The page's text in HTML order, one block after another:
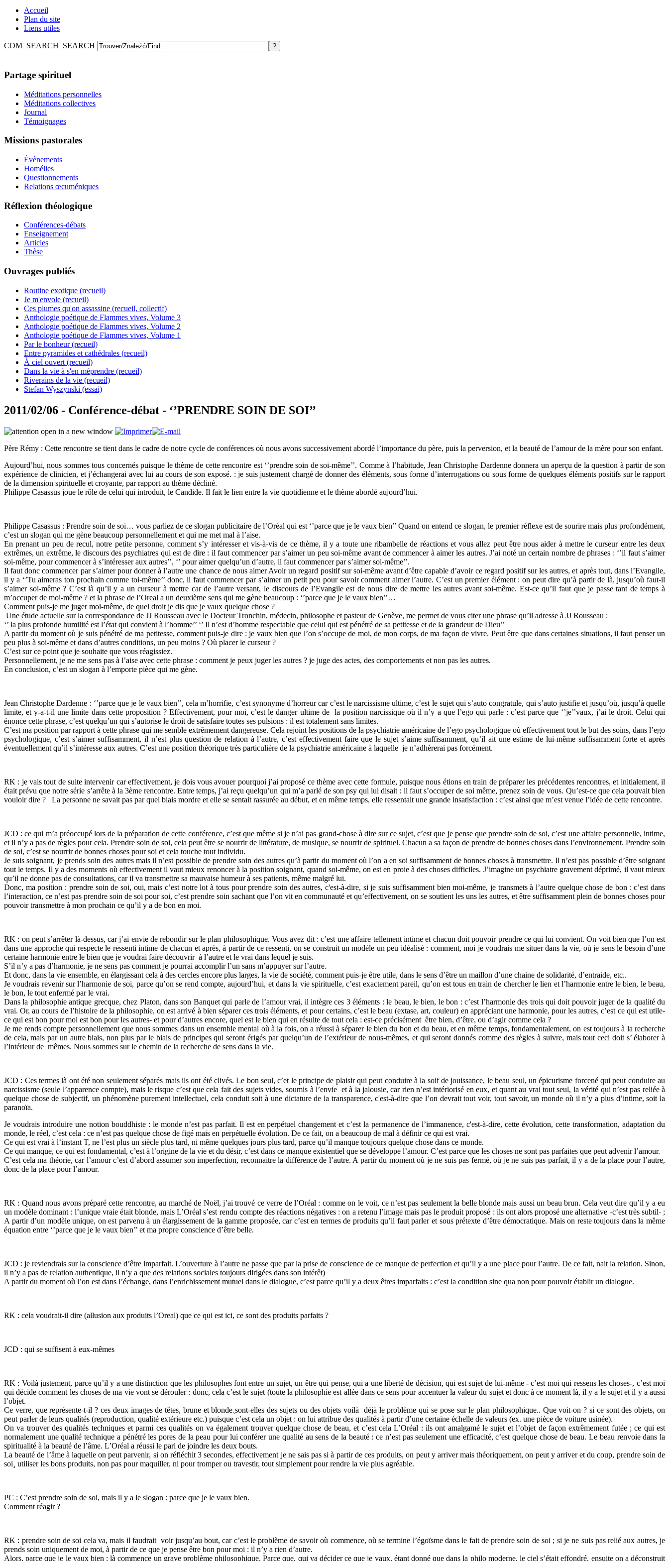
Accueil
Plan du site
Liens utiles
COM_SEARCH_SEARCH
Partage spirituel
Méditations personnelles
Méditations collectives
Journal
Témoignages
Missions pastorales
Évènements
Homélies
Questionnements
Relations œcuméniques
Réflexion théologique
Conférences-débats
Enseignement
Articles
Thèse
Ouvrages publiés
Routine exotique (recueil)
Je m'envole (recueil)
Ces plumes qu'on assassine (recueil, collectif)
Anthologie poétique de Flammes vives, Volume 3
Anthologie poétique de Flammes vives, Volume 2
Anthologie poétique de Flammes vives, Volume 1
Par le bonheur (recueil)
Entre pyramides et cathédrales (recueil)
À ciel ouvert (recueil)
Dans la vie à s'en méprendre (recueil)
Riverains de la vie (recueil)
Stefan Wyszynski (essai)
2011/02/06 - Conférence-débat - ‘’PRENDRE SOIN DE SOI’’
Père Rémy : Cette rencontre se tient dans le cadre de notre cycle de conférences où nous avons successivement abordé l’importance du père, puis la perversion, et la beauté de l’amour de la mère pour son enfant.
Aujourd’hui, nous sommes tous concernés puisque le thème de cette rencontre est ‘’prendre soin de soi-même’’. Comme à l’habitude, Jean Christophe Dardenne donnera un aperçu de la question à partir de son
expérience de clinicien, et j’échangerai avec lui au cours de son exposé. : je suis justement chargé de donner des éléments, sous forme d’interrogations ou sous forme de quelques éléments positifs sur le rapport
de la dimension spirituelle et croyante, par rapport au thème décliné.
Philippe Casassus joue le rôle de celui qui introduit, le Candide. Il fait le lien entre la vie quotidienne et le thème abordé aujourd’hui.
Philippe Casassus : Prendre soin de soi… vous parliez de ce slogan publicitaire de l’Oréal qui est ‘’parce que je le vaux bien’’ Quand on entend ce slogan, le premier réflexe est de sourire mais plus profondément,
c’est un slogan qui me gène beaucoup personnellement et qui me met mal à l’aise.
En prenant un peu de recul, notre petite personne, comment s’y intéresser et vis-à-vis de ce thème, il y a toute une ribambelle de réactions et vous allez peut être nous aider à mettre le curseur entre les deux
extrêmes, un extrême, le discours des psychiatres qui est de dire : il faut commencer par s’aimer un peu soi-même avant de commencer à aimer les autres. J’ai noté un certain nombre de phrases : ‘’il faut s’aimer
soi-même, pour commencer à s’intéresser aux autres’’, ‘’ pour aimer quelqu’un d’autre, il faut commencer par s’aimer soi-même’’.
Il faut donc commencer par s’aimer pour donner à l’autre une chance de nous aimer Avoir un regard positif sur soi-même avant d’être capable d’avoir ce regard positif sur les autres, et après tout, dans l’Evangile,
il y a ‘’Tu aimeras ton prochain comme toi-même’’ donc, il faut commencer par s’aimer un petit peu pour savoir comment aimer l’autre. C’est un premier élément : on peut dire qu’à partir de là, jusqu’où faut-il
s’aimer soi-même ? C’est là qu’il y a un curseur à mettre car de l’autre versant, le discours de l’Evangile est de nous dire de mettre les autres avant soi-même. Est-ce qu’il faut que je passe tant de temps à
m’occuper de moi-même ? et la phrase de l’Oreal a un deuxième sens qui me gène beaucoup : ‘’parce que je le vaux bien’’…
Comment puis-je me juger moi-même, de quel droit je dis que je vaux quelque chose ?
Une étude actuelle sur la correspondance de JJ Rousseau avec le Docteur Tronchin, médecin, philosophe et pasteur de Genève, me permet de vous citer une phrase qu’il adresse à JJ Rousseau :
‘’ la plus profonde humilité est l’état qui convient à l’homme’’ ‘’ Il n’est d’homme respectable que celui qui est pénétré de sa petitesse et de la grandeur de Dieu’’
A partir du moment où je suis pénétré de ma petitesse, comment puis-je dire : je vaux bien que l’on s’occupe de moi, de mon corps, de ma façon de vivre. Peut être que dans certaines situations, il faut penser un
peu plus à soi-même et dans d’autres conditions, un peu moins ? Où placer le curseur ?
C’est sur ce point que je souhaite que vous réagissiez.
Personnellement, je ne me sens pas à l’aise avec cette phrase : comment je peux juger les autres ? je juge des actes, des comportements et non pas les autres.
En conclusion, c’est un slogan à l’emporte pièce qui me gène.
Jean Christophe Dardenne : ‘’parce que je le vaux bien’’, cela m’horrifie, c’est synonyme d’horreur car c’est le narcissisme ultime, c’est le sujet qui s’auto congratule, qui s’auto justifie et jusqu’où, jusqu’à quelle
limite, et y-a-t-il une limite dans cette proposition ? Effectivement, pour moi, c’est le danger ultime de la position narcissique où il n’y a que l’ego qui parle : c’est parce que ‘’je’’vaux, j’ai le droit. Celui qui
énonce cette phrase, c’est quelqu’un qui s’autorise le droit de satisfaire toutes ses pulsions : il est totalement sans limites.
C’est ma position par rapport à cette phrase qui me semble extrêmement dangereuse. Cela rejoint les positions de la psychiatrie américaine de l’ego psychologique où effectivement tout le but des soins, dans l’ego
psychologique, c’est s’aimer suffisamment, il n’est plus question de relation à l’autre, c’est effectivement faire que le sujet s’aime suffisamment, qu’il ait une estime de lui-même suffisamment forte et après
éventuellement qu’il s’intéresse aux autres. C’est une position théorique très particulière de la psychiatrie américaine à laquelle je n’adhèrerai pas forcément.
RK : je vais tout de suite intervenir car effectivement, je dois vous avouer pourquoi j’ai proposé ce thème avec cette formule, puisque nous étions en train de préparer les précédentes rencontres, et initialement, il
était prévu que notre série s’arrête à la 3ème rencontre. Entre temps, j’ai reçu quelqu’un qui m’a parlé de son psy qui lui disait : il faut s’occuper de soi même, prenez soin de vous. Qu’est-ce que cela pouvait bien
vouloir dire ? La personne ne savait pas par quel biais mordre et elle se sentait rassurée au début, et en même temps, elle ressentait une grande insatisfaction : c’est ainsi que m’est venue l’idée de cette rencontre.
JCD : ce qui m’a préoccupé lors de la préparation de cette conférence, c’est que même si je n’ai pas grand-chose à dire sur ce sujet, c’est que je pense que prendre soin de soi, c’est une affaire personnelle, intime,
et il n’y a pas de règles pour cela. Prendre soin de soi, cela peut être se nourrir de littérature, de musique, se nourrir de spirituel. Chacun a sa façon de prendre de bonnes choses dans l’environnement. Prendre soin
de soi, c’est se nourrir de bonnes choses pour soi et cela touche tout individu.
Je suis soignant, je prends soin des autres mais il n’est possible de prendre soin des autres qu’à partir du moment où l’on a en soi suffisamment de bonnes choses à transmettre. Il n’est pas possible d’être soignant
tout le temps. Il y a des moments où effectivement il vaut mieux renoncer à la position soignant, quand soi-même, on est en proie à des choses difficiles. J’imagine un psychiatre gravement déprimé, il vaut mieux
qu’il ne donne pas de consultations, car il va transmettre sa mauvaise humeur à ses patients, même malgré lui.
Donc, ma position : prendre soin de soi, oui, mais c’est notre lot à tous pour prendre soin des autres, c'est-à-dire, si je suis suffisamment bien moi-même, je transmets à l’autre quelque chose de bon : c’est dans
l’interaction, ce n’est pas prendre soin de soi pour soi, c’est prendre soin sachant que l’on vit en communauté et qu’effectivement, on se soutient les uns les autres, et être suffisamment plein de bonnes choses pour
pouvoir transmettre à mon prochain ce qu’il y a de bon en moi.
RK : on peut s’arrêter là-dessus, car j’ai envie de rebondir sur le plan philosophique. Vous avez dit : c’est une affaire tellement intime et chacun doit pouvoir prendre ce qui lui convient. On voit bien que l’on est
dans une approche qui respecte le ressenti intime de chacun et après, à partir de ce ressenti, on se construit un modèle un peu idéalisé : comment, moi je voudrais me situer dans la vie, où je sens le besoin d’une
certaine harmonie entre le bien que je voudrai faire découvrir à l’autre et le vrai dans lequel je suis.
S’il n’y a pas d’harmonie, je ne sens pas comment je pourrai accomplir l’un sans m’appuyer sur l’autre.
Et donc, dans la vie ensemble, en élargissant cela à des cercles encore plus larges, la vie de société, comment puis-je être utile, dans le sens d’être un maillon d’une chaine de solidarité, d’entraide, etc..
Je voudrais revenir sur l’harmonie de soi, parce qu’on se rend compte, aujourd’hui, et dans la vie spirituelle, c’est exactement pareil, qu’on est tous en train de chercher le lien et l’harmonie entre le bien, le beau,
le bon, le tout enfermé par le vrai.
Dans la philosophie antique grecque, chez Platon, dans son Banquet qui parle de l’amour vrai, il intègre ces 3 éléments : le beau, le bien, le bon : c’est l’harmonie des trois qui doit pouvoir juger de la qualité du
vrai. Or, au cours de l’histoire de la philosophie, on est arrivé à bien séparer ces trois éléments, et pour certains, c’est le beau (extase, art, couleur) en appréciant une harmonie, pour les autres, c’est ce qui est utile-
ce qui est bon pour moi est bon pour les autres- et pour d’autres encore, quel est le bien qui en résulte de tout cela : est-ce précisément être bien, d’être, ou d’agir comme cela ?
Je me rends compte personnellement que nous sommes dans un ensemble mental où à la fois, on a réussi à séparer le bien du bon et du beau, et en même temps, fondamentalement, on est toujours à la recherche
de cela, mais par un autre biais, non plus par le biais de principes qui seront érigés par quelqu’un de l’extérieur de nous-mêmes, et qui seront donnés comme des règles à suivre, mais tout ceci doit s’ élaborer à
l’intérieur de mêmes. Nous sommes sur le chemin de la recherche de sens dans la vie.
JCD : Ces termes là ont été non seulement séparés mais ils ont été clivés. Le bon seul, c’et le principe de plaisir qui peut conduire à la soif de jouissance, le beau seul, un épicurisme forcené qui peut conduire au
narcissisme (seule l’apparence compte), mais le risque c’est que cela fait des sujets vides, soumis à l’envie et à la jalousie, car rien n’est intériorisé en eux, et quant au vrai tout seul, la vérité qui n’est pas reliée à
quelque chose de subjectif, un phénomène purement intellectuel, cela conduit soit à une dictature de la transparence, c'est-à-dire que l’on devrait tout voir, tout savoir, un monde où il n’y a plus d’intime, soit la
paranoïa.
Je voudrais introduire une notion bouddhiste : le monde n’est pas parfait. Il est en perpétuel changement et c’est la permanence de l’immanence, c'est-à-dire, cette évolution, cette transformation, adaptation du
monde, le réel, c’est cela : ce n’est pas quelque chose de figé mais en perpétuelle évolution. De ce fait, on a beaucoup de mal à définir ce qui est vrai.
Ce qui est vrai à l’instant T, ne l’est plus un siècle plus tard, ni même quelques jours plus tard, parce qu’il manque toujours quelque chose dans ce monde.
Ce qui manque, ce qui est fondamental, c’est à l’origine de la vie et du désir, c’est dans ce manque existentiel que se développe l’amour. C’est parce que les choses ne sont pas parfaites que peut advenir l’amour.
C’est cela ma théorie, car l’amour c’est d’abord assumer son imperfection, reconnaitre la différence de l’autre. A partir du moment où je ne suis pas fermé, où je ne suis pas parfait, il y a de la place pour l’autre,
donc de la place pour l’amour.
RK : Quand nous avons préparé cette rencontre, au marché de Noël, j’ai trouvé ce verre de l’Oréal : comme on le voit, ce n’est pas seulement la belle blonde mais aussi un beau brun. Cela veut dire qu’il y a eu
un modèle dominant : l’unique vraie était blonde, mais L’Oréal s’est rendu compte des réactions négatives : on a retenu l’image mais pas le produit proposé : ils ont alors proposé une alternative -c’est très subtil- ;
A partir d’un modèle unique, on est parvenu à un élargissement de la gamme proposée, car c’est en termes de produits qu’il faut parler et sous prétexte d’être démocratique. Mais on reste toujours dans la même
équation entre ‘’parce que je le vaux bien’’ et ma propre conscience d’être belle.
JCD : je reviendrais sur la conscience d’être imparfait. L’ouverture à l’autre ne passe que par la prise de conscience de ce manque de perfection et qu’il y a une place pour l’autre. De ce fait, nait la relation. Sinon,
il n’y a pas de relation authentique, il n’y a que des relations sociales toujours dirigées dans son intérêt)
A partir du moment où l’on est dans l’échange, dans l’enrichissement mutuel dans le dialogue, c’est parce qu’il y a deux êtres imparfaits : c’est la condition sine qua non pour pouvoir établir un dialogue.
RK : cela voudrait-il dire (allusion aux produits l’Oreal) que ce qui est ici, ce sont des produits parfaits ?
JCD : qui se suffisent à eux-mêmes
RK : Voilà justement, parce qu’il y a une distinction que les philosophes font entre un sujet, un être qui pense, qui a une liberté de décision, qui est sujet de lui-même - c’est moi qui ressens les choses-, c’est moi
qui décide comment les choses de ma vie vont se dérouler : donc, cela c’est le sujet (toute la philosophie est allée dans ce sens pour accentuer la valeur du sujet et donc à ce moment là, il y a le sujet et il y a aussi
l’objet.
Ce verre, que représente-t-il ? ces deux images de têtes, brune et blonde¸sont-elles des sujets ou des objets voilà déjà le problème qui se pose sur le plan philosophique.. Que voit-on ? si ce sont des objets, on
peut parler de leurs qualités (reproduction, qualité extérieure etc.) puisque c’est cela un objet : on lui attribue des qualités à partir d’une certaine échelle de valeurs (ex. une pièce de voiture usinée).
On va trouver des qualités techniques et parmi ces qualités on va également trouver quelque chose de beau, et c’est cela L’Oréal : ils ont amalgamé le sujet et l’objet de façon extrêmement futée ; ce qui est
normalement une qualité technique a pénétré les pores de la peau pour lui conférer une qualité au sens de la beauté : ce n’est pas seulement une efficacité, c’est quelque chose de beau. Le beau renvoie dans la
spiritualité à la beauté de l’âme. L’Oréal a réussi le pari de joindre les deux bouts.
La beauté de l’âme à laquelle on peut parvenir, si on réfléchit 3 secondes, effectivement je ne sais pas si à partir de ces produits, on peut y arriver mais théoriquement, on peut y arriver et du coup, prendre soin de
soi¸ utiliser les bons produits, non pas pour maquiller, ni pour tromper ou travestir, tout simplement pour rendre la vie plus agréable.
PC : C’est prendre soin de soi, mais il y a le slogan : parce que je le vaux bien.
Comment réagir ?
RK : prendre soin de soi cela va, mais il faudrait voir jusqu’au bout, car c’est le problème de savoir où commence, où se termine l’égoïsme dans le fait de prendre soin de soi ; si je ne suis pas relié aux autres, je
prends soin uniquement de moi, à partir de ce que je pense être bon pour moi : il n’y a rien d’autre.
Alors, parce que je le vaux bien : là commence un grave problème philosophique. Parce que, qui va décider ce que je vaux, étant donné que dans la philo moderne, le ciel s’était effondré, ensuite on a déconstruit